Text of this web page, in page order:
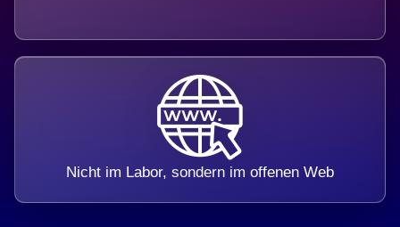
Nicht im Labor, sondern im offenen Web